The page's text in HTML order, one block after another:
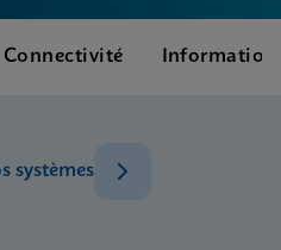
Connectivité
systèmes